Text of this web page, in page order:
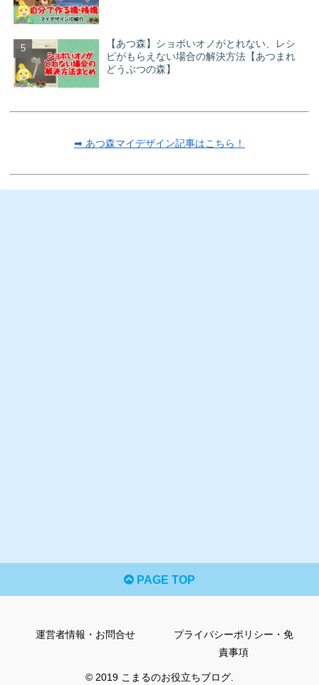
【あつ森】ショボいオノがとれない、レシ
ピがもらえない場合の解決方法【あつまれ
どうぶつの森】
➡ あつ森マイデザイン記事はこちら！
PAGE TOP
運営者情報・お問合せ
プライバシーポリシー・免
責事項
© 2019 こまるのお役立ちブログ.